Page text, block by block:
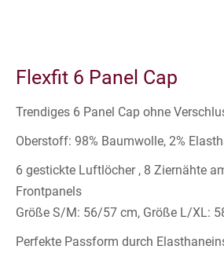
Flexfit 6 Panel Cap
Trendiges 6 Panel Cap ohne
Oberstoff: 98% Baumwolle, 2%
6 gestickte Luftlöcher , 8 Ziernähte
Frontpanels
Größe S/M: 56/57 cm, Größe L/XL:
Perfekte Passform durch